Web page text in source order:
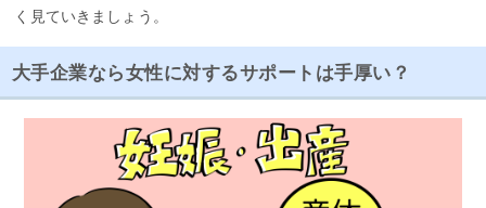
く見ていきましょう。
大手企業なら女性に対するサポートは手厚い？